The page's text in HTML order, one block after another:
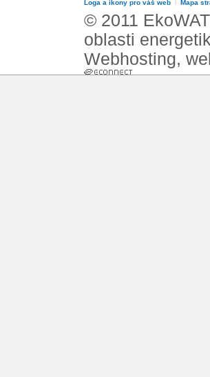
Loga a ikony pro váš web Mapa
© 2011
oblasti
Webhosting,